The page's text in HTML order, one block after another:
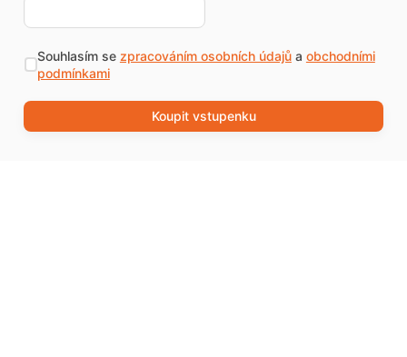
Souhlasím se zpracováním osobních údajůa obchodními
podmínkami
Koupit vstupenku